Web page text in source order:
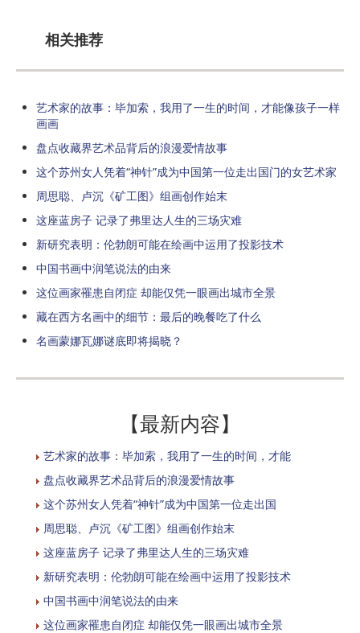
相关推荐
艺术家的故事：毕加索，我用了一生的时间，才能像孩子一样
画画
盘点收藏界艺术品背后的浪漫爱情故事
这个苏州女人凭着“神针”成为中国第一位走出国门的女艺术家
周思聪、卢沉《矿工图》组画创作始末
这座蓝房子 记录了弗里达人生的三场灾难
新研究表明：伦勃朗可能在绘画中运用了投影技术
中国书画中润笔说法的由来
这位画家罹患自闭症 却能仅凭一眼画出城市全景
藏在西方名画中的细节：最后的晚餐吃了什么
名画蒙娜瓦娜谜底即将揭晓？
【最新内容】
艺术家的故事：毕加索，我用了一生的时间，才能
盘点收藏界艺术品背后的浪漫爱情故事
这个苏州女人凭着“神针”成为中国第一位走出国
周思聪、卢沉《矿工图》组画创作始末
这座蓝房子 记录了弗里达人生的三场灾难
新研究表明：伦勃朗可能在绘画中运用了投影技术
中国书画中润笔说法的由来
这位画家罹患自闭症 却能仅凭一眼画出城市全景